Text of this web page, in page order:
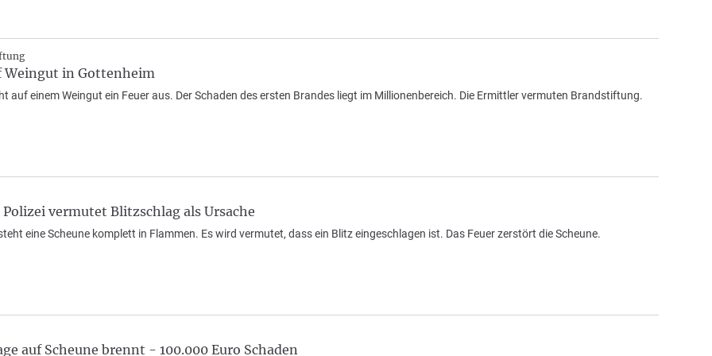
Weingut in Gottenheim
auf einem Weingut ein Feuer aus. Der Schaden des ersten Brandes liegt im Millionenbereich. Die Ermittler vermuten Brandstiftung.
vermutet Blitzschlag als Ursache
eine Scheune komplett in Flammen. Es wird vermutet, dass ein Blitz eingeschlagen ist. Das Feuer zerstört die Scheune.
auf Scheune brennt - 100.000 Euro Schaden